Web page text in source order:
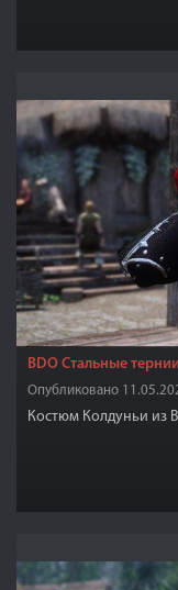
BDO Стальные
Опубликовано
Костюм Колдуньи из